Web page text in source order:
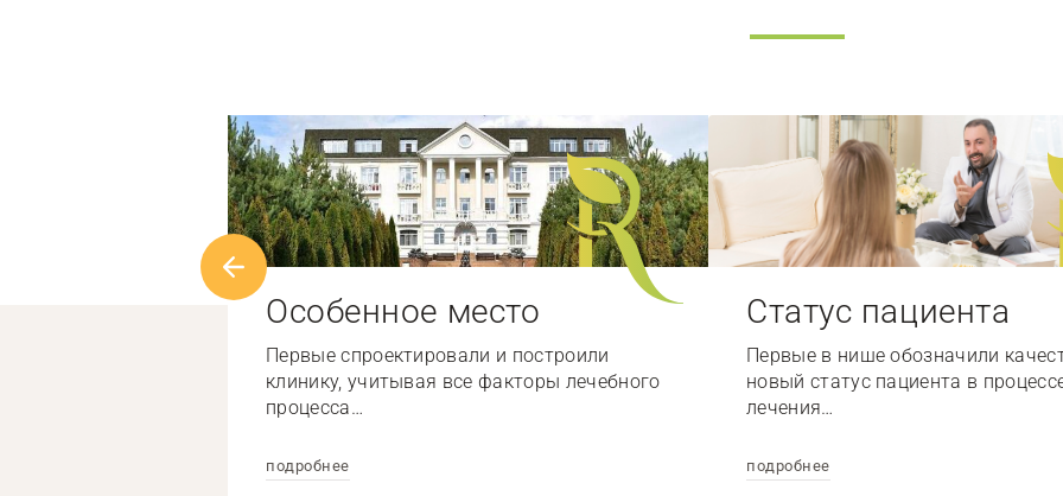
Особенное место
Первые спроектировали и построили
клинику, учитывая все факторы лечебного
процесса…
подробнее
Статус пациента
Первые в нише обозначили
новый статус пациента в
лечения…
подробнее